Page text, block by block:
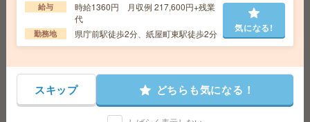
勤務地 広島県広島市 市役所前から徒歩1分／鷹野橋
気になる!
査の結果入力＜週4～＞[派遣]
給 与 時給1300～1500円 ※日払いOK(規定あり)
給与
時給1360円 月収例 217,600円+残業
代
勤務地 県庁前駅徒歩2分、紙屋町東駅徒歩2分 気になる!
スキップ どちらも気になる！